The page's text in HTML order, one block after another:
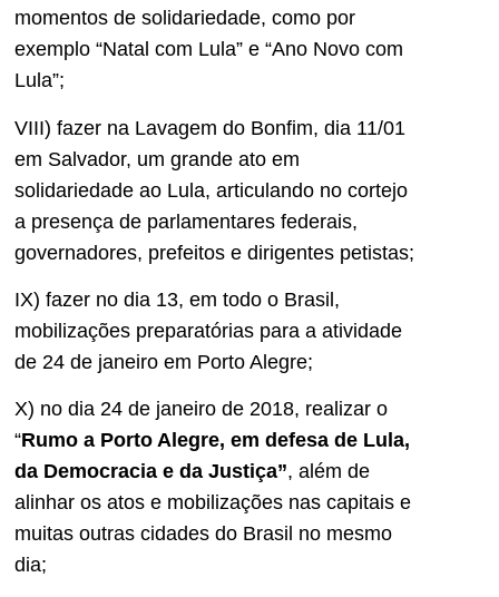
momentos de solidariedade, como por
exemplo “Natal com Lula” e “Ano Novo com
Lula”;
VIII) fazer na Lavagem do Bonfim, dia 11/01
em Salvador, um grande ato em
solidariedade ao Lula, articulando no cortejo
a presença de parlamentares federais,
governadores, prefeitos e dirigentes petistas;
IX) fazer no dia 13, em todo o Brasil,
mobilizações preparatórias para a atividade
de 24 de janeiro em Porto Alegre;
X) no dia 24 de janeiro de 2018, realizar o
“Rumo a Porto Alegre, em defesa de Lula,
da Democracia e da Justiça”, além de
alinhar os atos e mobilizações nas capitais e
muitas outras cidades do Brasil no mesmo
dia;